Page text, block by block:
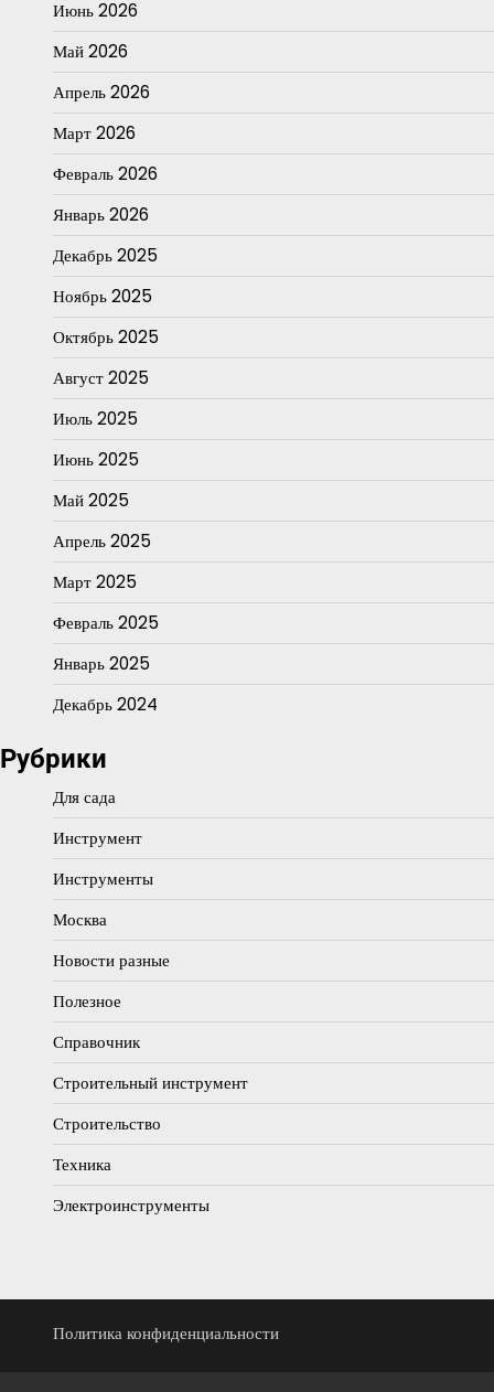
Июнь 2026
Май 2026
Апрель 2026
Март 2026
Февраль 2026
Январь 2026
Декабрь 2025
Ноябрь 2025
Октябрь 2025
Август 2025
Июль 2025
Июнь 2025
Май 2025
Апрель 2025
Март 2025
Февраль 2025
Январь 2025
Декабрь 2024
Рубрики
Для сада
Инструмент
Инструменты
Москва
Новости разные
Полезное
Справочник
Строительный инструмент
Строительство
Техника
Электроинструменты
Политика конфиденциальности